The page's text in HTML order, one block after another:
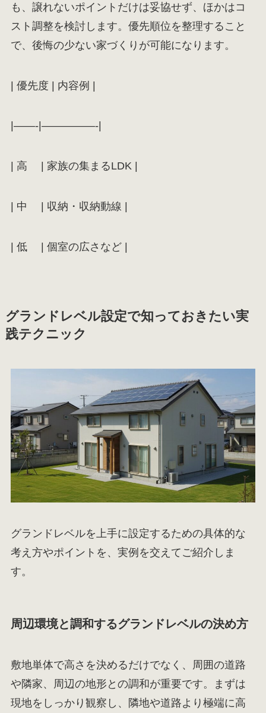
も、譲れないポイントだけは妥協せず、ほかはコ
スト調整を検討します。優先順位を整理すること
で、後悔の少ない家づくりが可能になります。
| 優先度 | 内容例 |
|——-|—————-|
| 高 | 家族の集まるLDK |
| 中 | 収納・収納動線 |
| 低 | 個室の広さなど |
グランドレベル設定で知っておきたい実
践テクニック
グランドレベルを上手に設定するための具体的な
考え方やポイントを、実例を交えてご紹介しま
す。
周辺環境と調和するグランドレベルの決め方
敷地単体で高さを決めるだけでなく、周囲の道路
や隣家、周辺の地形との調和が重要です。まずは
現地をしっかり観察し、隣地や道路より極端に高